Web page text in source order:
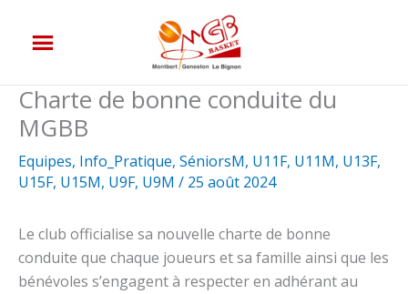
Charte de bonne conduite du
MGBB
Equipes, Info_Pratique, SéniorsM, U11F, U11M, U13F,
U15F, U15M, U9F, U9M / 25 août 2024
Le club officialise sa nouvelle charte de bonne
conduite que chaque joueurs et sa famille ainsi que les
bénévoles s’engagent à respecter en adhérant au